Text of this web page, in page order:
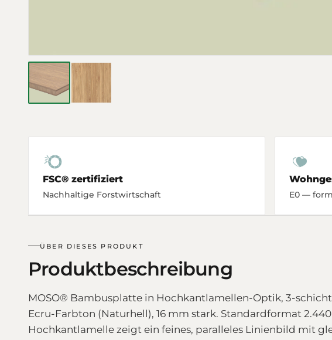
FSC® zertifiziert
Nachhaltige Forstwirtschaft E0 —
ÜBER DIESES PRODUKT
Produktbeschreibung
MOSO® Bambusplatte in Hochkantlamellen-Optik, 3-
Ecru-Farbton (Naturhell), 16 mm stark. Standardformat 2.440
Hochkantlamelle zeigt ein feines, paralleles Linienbild mit